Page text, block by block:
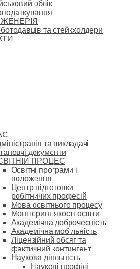
облік
та стейкхолдери
та викладачі
документи
ПРОЦЕС
Освітні програми і
положення
Центр підготовки
робітничих професій
Мова освітнього процесу
Моніторинг якості освіти
Академічна доброчесність
Академічна мобільність
Ліцензійний обсяг та
фактичний контингент
Наукова діяльність
Наукові профілі